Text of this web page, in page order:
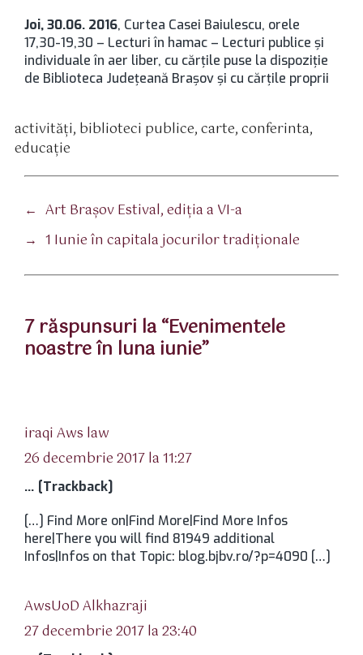
Joi, 30.06. 2016, Curtea Casei Baiulescu, orele
17,30-19,30 – Lecturi în hamac – Lecturi publice şi
individuale în aer liber, cu cărţile puse la dispoziţie
de Biblioteca Judeţeană Braşov şi cu cărţile proprii
activităţi, biblioteci publice,carte,conferinta,
educaţie
← Art Braşov Estival, ediţia a VI-a
→ 1 Iunie în capitala jocurilor tradiționale
7 răspunsuri la “Evenimentele
noastre în luna iunie”
iraqi Aws law
26 decembrie 2017 la 11:27
… [Trackback]
[…] Find More on|Find More|Find More Infos
here|There you will find 81949 additional
Infos|Infos on that Topic: blog.bjbv.ro/?p=4090 […]
AwsUoD Alkhazraji
27 decembrie 2017 la 23:40